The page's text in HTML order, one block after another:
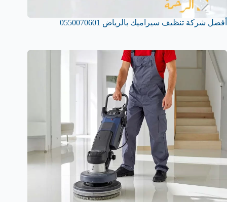
أفضل شركة تنظيف سيراميك بالرياض 0550070601